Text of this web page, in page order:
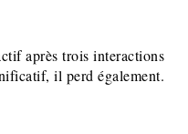
après trois interactions
il perd également.